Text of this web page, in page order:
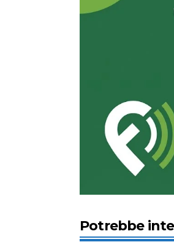
Potrebbe